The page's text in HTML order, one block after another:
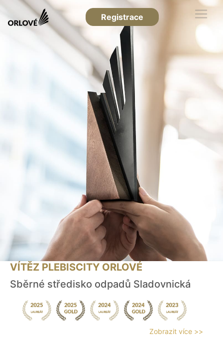
Registrace
VÍTĚZ PLEBISCITY ORLOVÉ
Sběrné středisko odpadů Sladovnická
Zobrazit více >>